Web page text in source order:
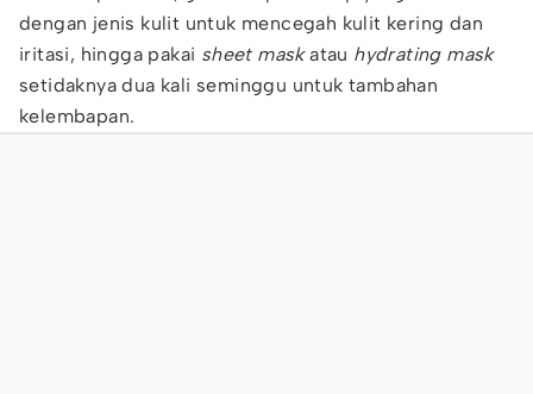
dengan jenis kulit untuk mencegah kulit kering dan
iritasi, hingga pakai sheet maskatau hydrating mask
setidaknya dua kali seminggu untuk tambahan
kelembapan.